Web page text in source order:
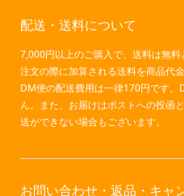
配送・送料について
7,000円以上のご購入で、送料は無
注文の際に加算される送料を商品代
DM便の配送費用は一律170円です
ん。また、お届けはポストへの投函
送ができない場合もございます。
お問い合わせ・返品・キャ